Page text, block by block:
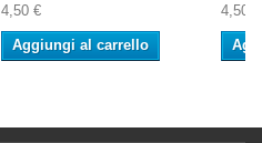
4,50 €
Aggiungi al carrello
4,50 €